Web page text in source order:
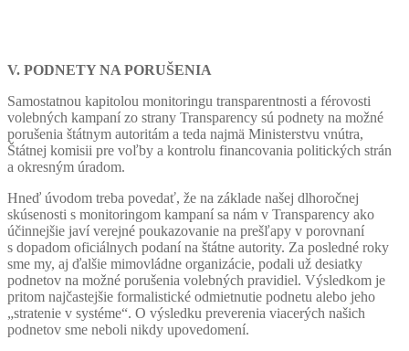
V. PODNETY NA PORUŠENIA
Samostatnou kapitolou monitoringu transparentnosti a férovosti
volebných kampaní zo strany Transparency sú podnety na možné
porušenia štátnym autoritám a teda najmä Ministerstvu vnútra,
Štátnej komisii pre voľby a kontrolu financovania politických strán
a okresným úradom.
Hneď úvodom treba povedať, že na základe našej dlhoročnej
skúsenosti s monitoringom kampaní sa nám v Transparency ako
účinnejšie javí verejné poukazovanie na prešľapy v porovnaní
s dopadom oficiálnych podaní na štátne autority. Za posledné roky
sme my, aj ďalšie mimovládne organizácie, podali už desiatky
podnetov na možné porušenia volebných pravidiel. Výsledkom je
pritom najčastejšie formalistické odmietnutie podnetu alebo jeho
„stratenie v systéme“. O výsledku preverenia viacerých našich
podnetov sme neboli nikdy upovedomení.